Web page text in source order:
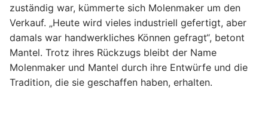
zuständig war, kümmerte sich Molenmaker um den
Verkauf. „Heute wird vieles industriell gefertigt, aber
damals war handwerkliches Können gefragt“, betont
Mantel. Trotz ihres Rückzugs bleibt der Name
Molenmaker und Mantel durch ihre Entwürfe und die
Tradition, die sie geschaffen haben, erhalten.